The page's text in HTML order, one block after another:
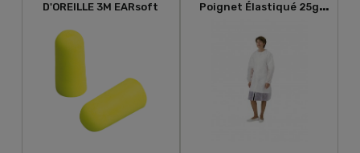
D'OREILLE 3M EARsoft
Poignet Élastiqué 25g